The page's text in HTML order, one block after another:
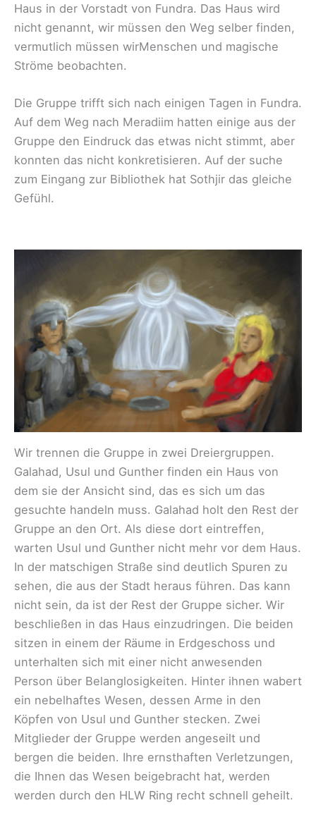
Haus in der Vorstadt von Fundra. Das Haus wird
nicht genannt, wir müssen den Weg selber finden,
vermutlich müssen wirMenschen und magische
Ströme beobachten.
Die Gruppe trifft sich nach einigen Tagen in Fundra.
Auf dem Weg nach Meradiim hatten einige aus der
Gruppe den Eindruck das etwas nicht stimmt, aber
konnten das nicht konkretisieren. Auf der suche
zum Eingang zur Bibliothek hat Sothjir das gleiche
Gefühl.
Wir trennen die Gruppe in zwei Dreiergruppen.
Galahad, Usul und Gunther finden ein Haus von
dem sie der Ansicht sind, das es sich um das
gesuchte handeln muss. Galahad holt den Rest der
Gruppe an den Ort. Als diese dort eintreffen,
warten Usul und Gunther nicht mehr vor dem Haus.
In der matschigen Straße sind deutlich Spuren zu
sehen, die aus der Stadt heraus führen. Das kann
nicht sein, da ist der Rest der Gruppe sicher. Wir
beschließen in das Haus einzudringen. Die beiden
sitzen in einem der Räume in Erdgeschoss und
unterhalten sich mit einer nicht anwesenden
Person über Belanglosigkeiten. Hinter ihnen wabert
ein nebelhaftes Wesen, dessen Arme in den
Köpfen von Usul und Gunther stecken. Zwei
Mitglieder der Gruppe werden angeseilt und
bergen die beiden. Ihre ernsthaften Verletzungen,
die Ihnen das Wesen beigebracht hat, werden
werden durch den HLW Ring recht schnell geheilt.